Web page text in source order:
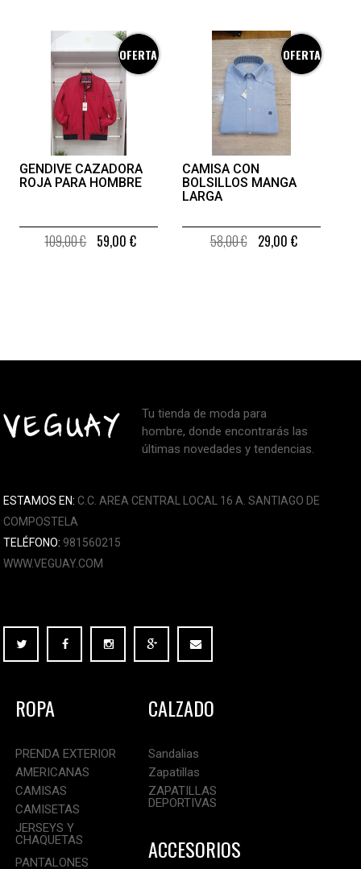
OFERTA
GENDIVE CAZADORA
ROJA PARA HOMBRE
109,00 € 59,00 €
OFERTA
CAMISA CON
BOLSILLOS MANGA
LARGA
58,00 € 29,00 €
Tu tienda de moda para
hombre, donde encontrarás las
últimas novedades y tendencias.
ESTAMOS EN: C.C. AREA CENTRAL LOCAL 16 A. SANTIAGO DE
COMPOSTELA
TELÉFONO: 981560215
WWW.VEGUAY.COM
ROPA
PRENDA EXTERIOR
AMERICANAS
CAMISAS
CAMISETAS
JERSEYS Y
CHAQUETAS
PANTALONES
CALZADO
Sandalias
Zapatillas
ZAPATILLAS
DEPORTIVAS
ACCESORIOS